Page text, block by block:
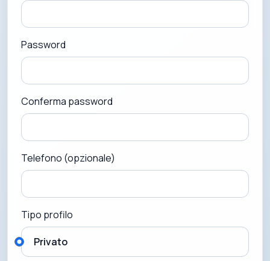
Password
Conferma password
Telefono (opzionale)
Tipo profilo
Privato